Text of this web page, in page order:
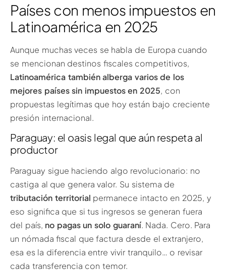
Países con menos impuestos en
Latinoamérica en 2025
Aunque muchas veces se habla de Europa cuando
se mencionan destinos fiscales competitivos,
Latinoamérica también alberga varios de los
mejores países sin impuestos en 2025, con
propuestas legítimas que hoy están bajo creciente
presión internacional.
Paraguay: el oasis legal que aún respeta al
productor
Paraguay sigue haciendo algo revolucionario: no
castiga al que genera valor. Su sistema de
tributación territorial permanece intacto en 2025, y
eso significa que si tus ingresos se generan fuera
del país, no pagas un solo guaraní. Nada. Cero. Para
un nómada fiscal que factura desde el extranjero,
esa es la diferencia entre vivir tranquilo… o revisar
cada transferencia con temor.